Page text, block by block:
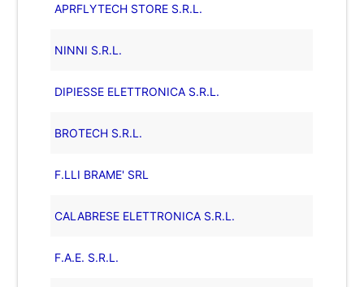
APRFLYTECH STORE S.R.L.
NINNI S.R.L.
DIPIESSE ELETTRONICA S.R.L.
BROTECH S.R.L.
F.LLI BRAME' SRL
CALABRESE ELETTRONICA S.R.L.
F.A.E. S.R.L.